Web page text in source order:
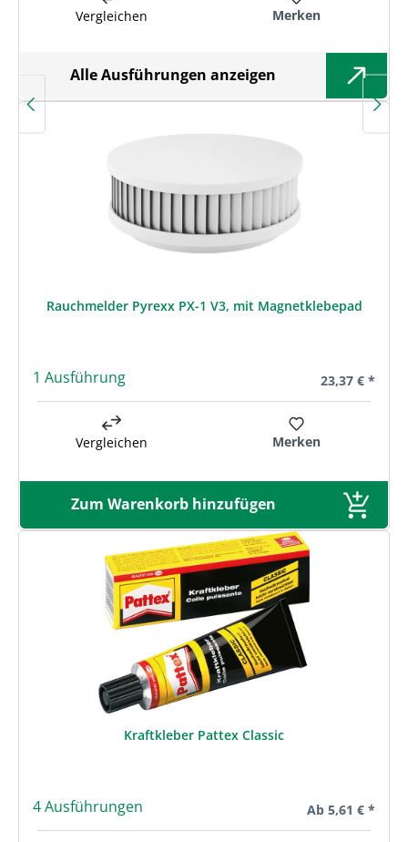
Vergleichen Merken
Alle Ausführungen anzeigen
Rauchmelder Pyrexx PX-1 V3, mit Magnetklebepad
1 Ausführung Regulärer
23,37 € *
Vergleichen Merken
Zum Warenkorb hinzufügen
Kraftkleber Pattex Classic
4 Ausführungen Regulärer Preis:
Ab 5,61 € *